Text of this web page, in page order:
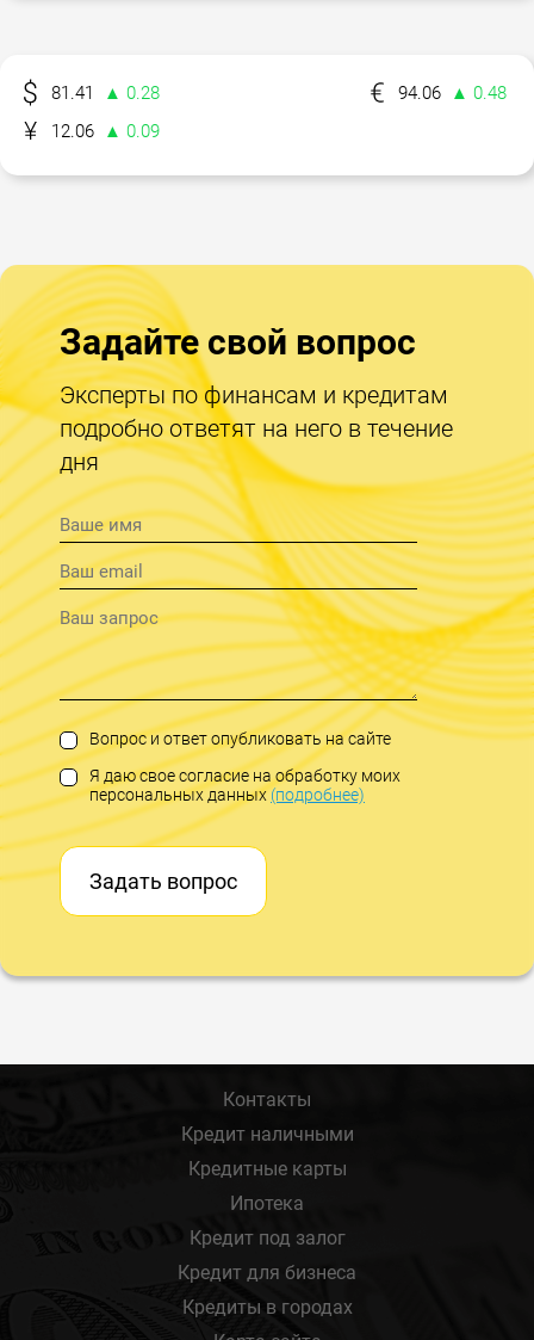
81.41 ▲ 0.28 94.06
▲ 0.48
12.06
▲ 0.09
Задайте свой вопрос
Эксперты по финансам и кредитам
подробно ответят на него в течение
дня
Вопрос и ответ опубликовать на сайте
Я даю свое согласие на обработку моих
персональных данных(подробнее)
Задать вопрос
Контакты
Кредит наличными
Кредитные карты
Ипотека
Кредит под залог
Кредит для бизнеса
Кредиты в городах